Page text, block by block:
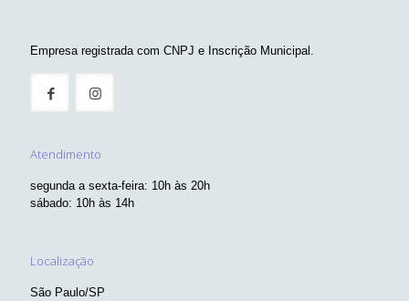
Empresa registrada com CNPJ e Inscrição Municipal.
Atendimento
segunda a sexta-feira: 10h às 20h
sábado: 10h às 14h
Localização
São Paulo/SP